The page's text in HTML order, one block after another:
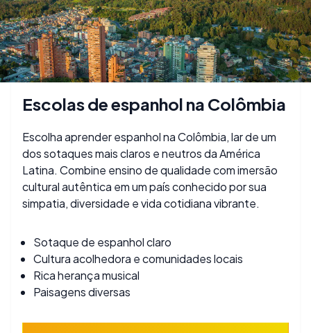
Escolas de espanhol na Colômbia
Escolha aprender espanhol na Colômbia, lar de um
dos sotaques mais claros e neutros da América
Latina. Combine ensino de qualidade com imersão
cultural autêntica em um país conhecido por sua
simpatia, diversidade e vida cotidiana vibrante.
Sotaque de espanhol claro
Cultura acolhedora e comunidades locais
Rica herança musical
Paisagens diversas